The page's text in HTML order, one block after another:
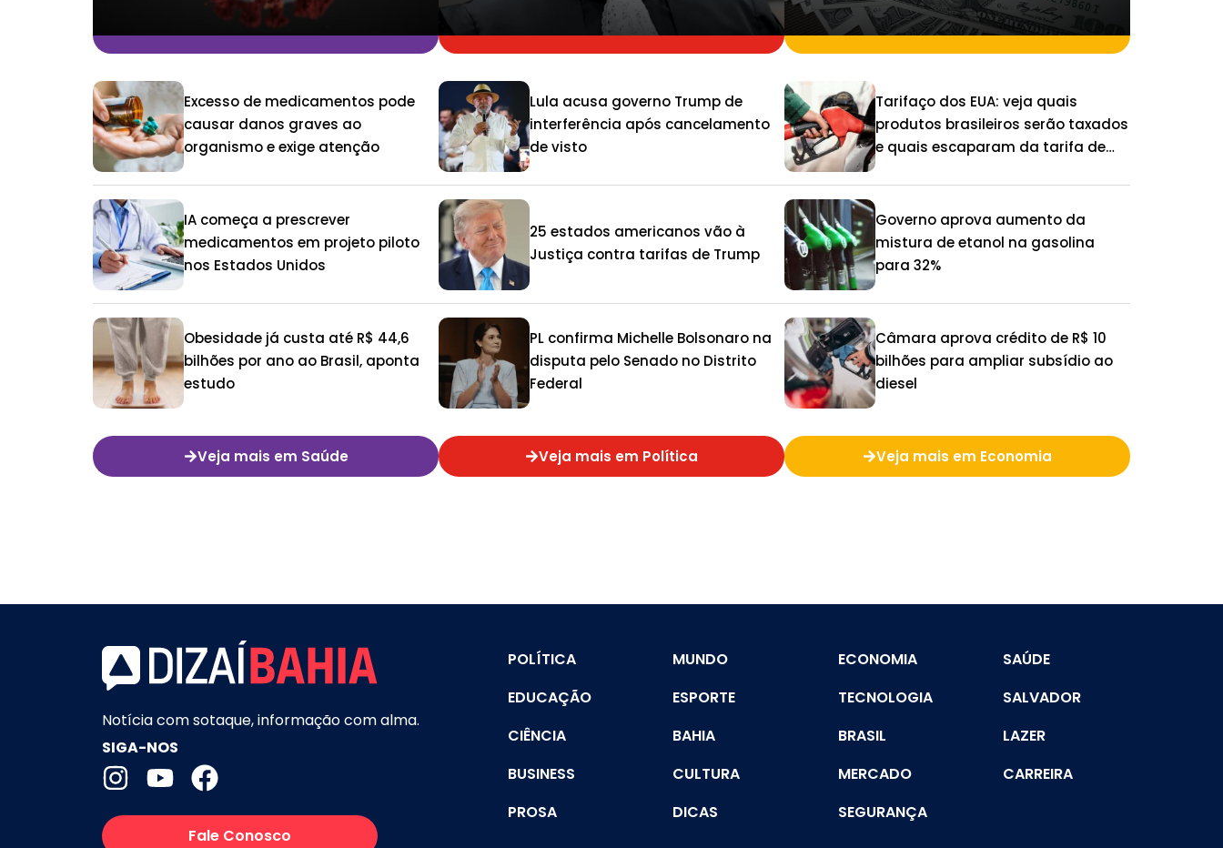
Excesso de medicamentos pode
causar danos graves ao
organismo e exige atenção
IA começa a prescrever
medicamentos em projeto piloto
nos Estados Unidos
Obesidade já custa até R$ 44,6
bilhões por ano ao Brasil, aponta
estudo
Veja mais em Saúde
Lula acusa governo Trump de
interferência após cancelamento
de visto
25 estados americanos vão à
Justiça contra tarifas de Trump
PL confirma Michelle Bolsonaro na
disputa pelo Senado no Distrito
Federal
Veja mais em Política
Tarifaço dos EUA: veja quais
produtos brasileiros serão taxados
e quais escaparam da tarifa de
Governo aprova aumento da
mistura de etanol na gasolina
para 32%
Câmara aprova crédito de R$ 10
bilhões para ampliar subsídio ao
diesel
Veja mais em Economia
Notícia com sotaque, informação com alma.
SIGA-NOS
Fale Conosco
POLÍTICA MUNDO ECONOMIA
SAÚDE
EDUCAÇÃO
ESPORTE TECNOLOGIA
SALVADOR
CIÊNCIA
BAHIA BRASIL
LAZER
BUSINESS
CULTURA MERCADO
CARREIRA
PROSA
DICAS SEGURANÇA